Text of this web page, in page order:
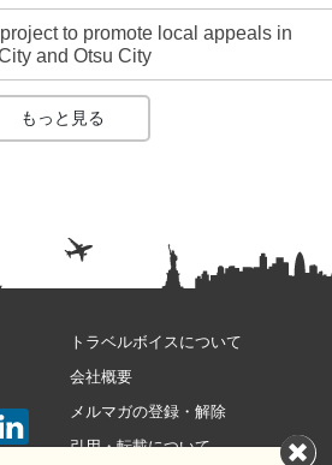
to promote local appeals in
and Otsu City
もっと見る
トラベルボイスについて
会社概要
メルマガの登録・解除
引用・転載について